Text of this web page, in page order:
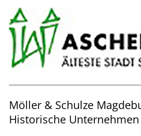
Möller & Schulze
Historische Unternehmen